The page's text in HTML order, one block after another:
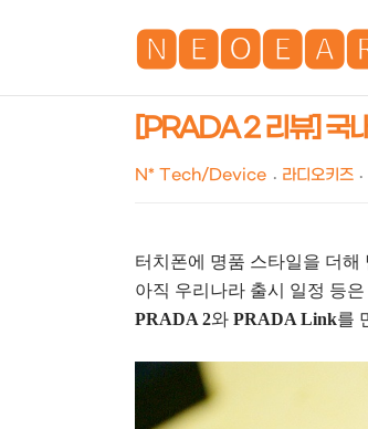
[PRADA 2 리뷰] 국
N* Tech/Device 라디오키즈
터치폰에 명품 스타일을 더
아직 우리나라 출시 일정 등
PRADA 2와 PRADA Link를